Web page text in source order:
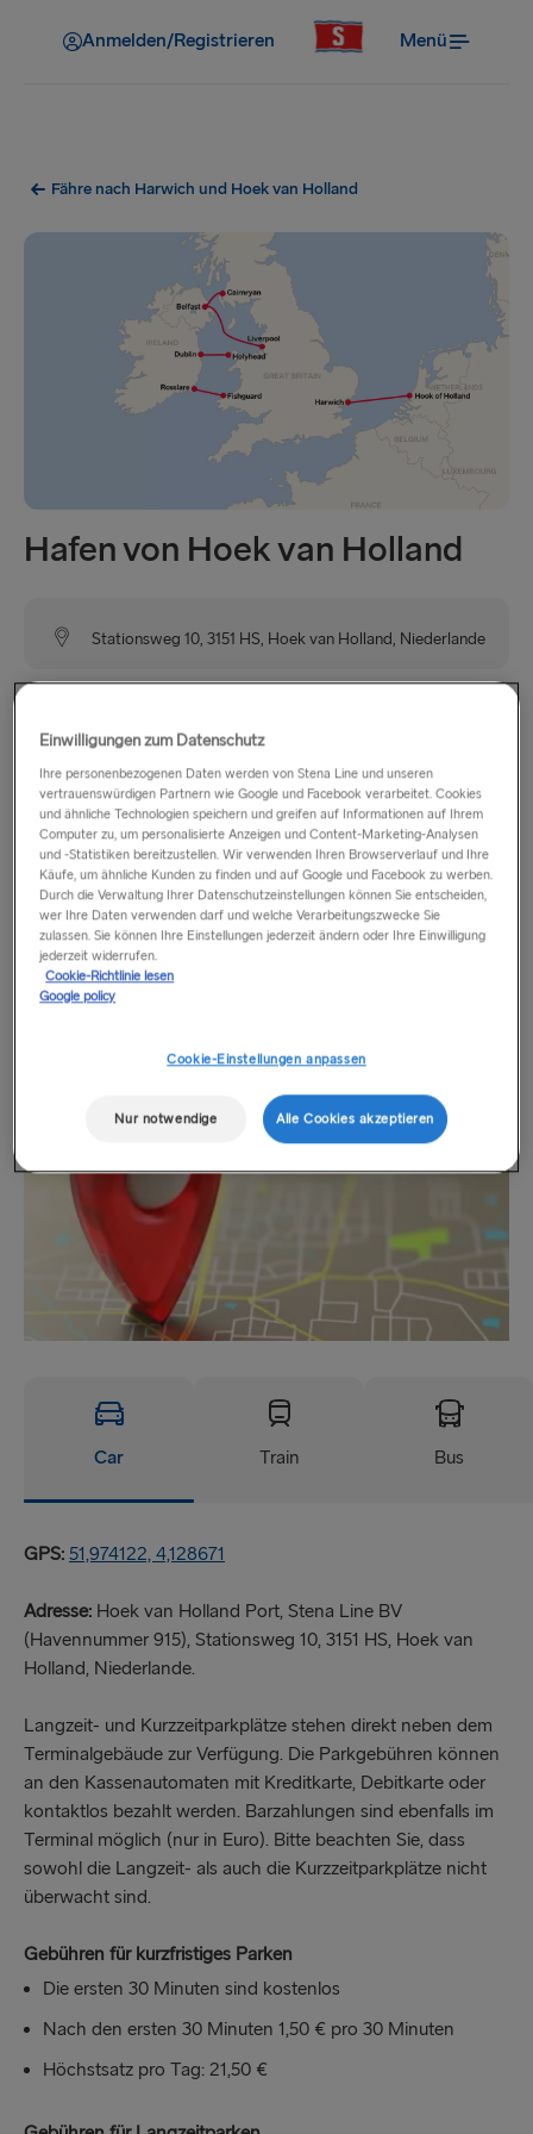
Anmelden/Registrieren Menü
Fähre nach Harwich und Hoek van Holland
Hafen von Hoek van Holland
Stationsweg 10, 3151 HS, Hoek van Holland, Niederlande
niederländischen Westküste, unweit von Rotterdam (30 km),
Den Haag (20 km) und Amsterdam (85 km).
Öffnungszeiten
Montag - Freitag: 12:15 - 13:30 & 18:15 - 21:15
Samstag: 12:15 - 13:30 & 18:45 - 21:15
Sonntag: 12:15 - 13:00 & 18:45 - 21:15
Car Train Bus
GPS: 51,974122, 4,128671
Adresse: Hoek van Holland Port, Stena Line BV
(Havennummer 915), Stationsweg 10, 3151 HS, Hoek van
Holland, Niederlande.
Langzeit- und Kurzzeitparkplätze stehen direkt neben dem
Terminalgebäude zur Verfügung. Die Parkgebühren können
an den Kassenautomaten mit Kreditkarte, Debitkarte oder
kontaktlos bezahlt werden. Barzahlungen sind ebenfalls im
Terminal möglich (nur in Euro). Bitte beachten Sie, dass
sowohl die Langzeit- als auch die Kurzzeitparkplätze nicht
überwacht sind.
Gebühren für kurzfristiges Parken
Die ersten 30 Minuten sind kostenlos
Nach den ersten 30 Minuten 1,50 € pro 30 Minuten
Höchstsatz pro Tag: 21,50 €
Einwilligungen zum Datenschutz
Ihre personenbezogenen Daten werden von Stena Line und unseren
vertrauenswürdigen Partnern wie Google und Facebook verarbeitet. Cookies
und ähnliche Technologien speichern und greifen auf Informationen auf Ihrem
Computer zu, um personalisierte Anzeigen und Content-Marketing-Analysen
und -Statistiken bereitzustellen. Wir verwenden Ihren Browserverlauf und Ihre
Käufe, um ähnliche Kunden zu finden und auf Google und Facebook zu werben.
Durch die Verwaltung Ihrer Datenschutzeinstellungen können Sie entscheiden,
wer Ihre Daten verwenden darf und welche Verarbeitungszwecke Sie
zulassen. Sie können Ihre Einstellungen jederzeit ändern oder Ihre Einwilligung
jederzeit widerrufen.
Cookie-Richtlinie lesen
Google policy
Cookie-Einstellungen anpassen
Nur notwendige Alle Cookies akzeptieren